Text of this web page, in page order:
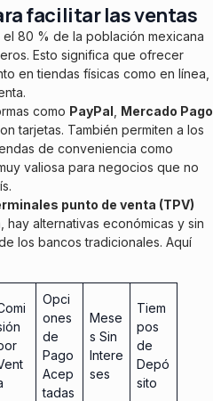
facilitar las ventas
80 % de la población mexicana
Esto significa que ofrecer
en tiendas físicas como en línea,
como PayPal Mercado Pago
tarjetas. También permiten a los
de conveniencia como
valiosa para negocios que no
punto de venta (TPV)
alternativas económicas y sin
los bancos tradicionales. Aquí
Opci
ones
de
Pago
Acep
tadas
Mese
s Sin
Intere
ses
Tiem
pos
de
Depó
sito